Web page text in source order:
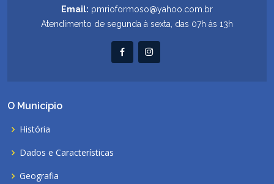
Email: pmrioformoso@yahoo.com.br
Atendimento de segunda à sexta, das 07h às 13h
O Município
História
Dados e Características
Geografia